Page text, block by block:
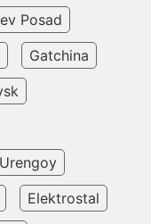
Posad
Gatchina
Elektrostal